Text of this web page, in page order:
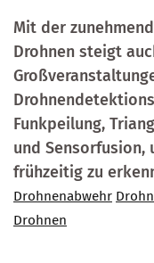
Mit der
Drohnen steigt
Funkpeilung,
und Sensorfusion,
frühzeitig zu
Drohnenabwehr
Drohnen